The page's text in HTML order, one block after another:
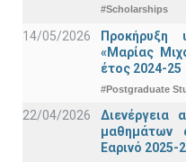
#Scholarships
14/05/2026
Προκήρυξη
«Μαρίας
έτος 2024-25
#Postgraduate
22/04/2026
Διενέργεια
μαθημάτων
Εαρινό 2025-